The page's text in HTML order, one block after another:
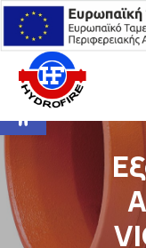
Ανοίξτε τη γραμμή εργαλείων